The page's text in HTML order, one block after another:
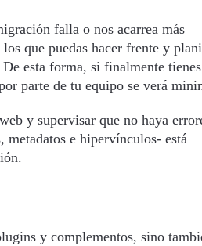
falla o nos acarrea más
que puedas hacer frente y
esta forma, si finalmente
parte de tu equipo se verá
y supervisar que no haya
e hipervínculos- está
y complementos, sino